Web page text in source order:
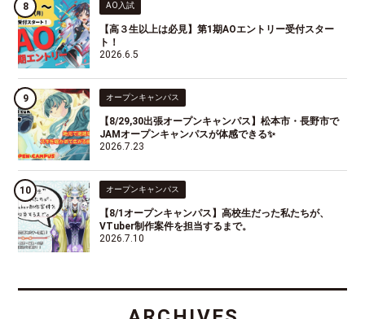
AO入試
【高３生以上は必見】第1期AOエントリー受付スター
ト！
2026.6.5
オープンキャンパス
【8/29,30出張オープンキャンパス】松本市・長野市で
JAMオープンキャンパスが体感できる✨
2026.7.23
オープンキャンパス
【8/1オープンキャンパス】高校生だった私たちが、
VTuber制作案件を担当するまで。
2026.7.10